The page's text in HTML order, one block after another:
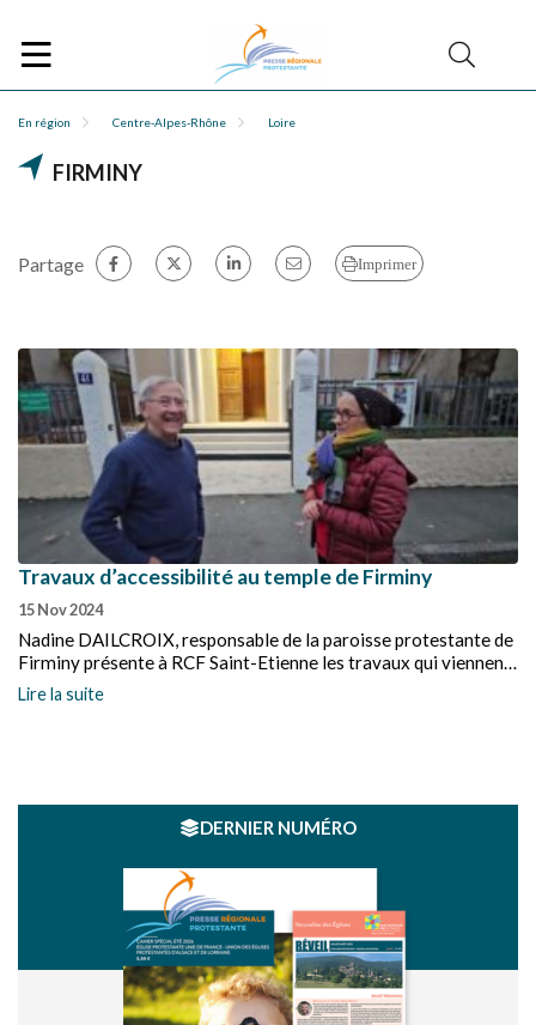
En région Centre-Alpes-Rhône Loire
FIRMINY
Partage Imprimer
Travaux d’accessibilité au temple de Firminy
15 Nov 2024
Nadine DAILCROIX, responsable de la paroisse protestante de
Firminy présente à RCF Saint-Etienne les travaux qui viennent
d'être réalisés au temple pour améliorer l'accessibilité et le
confort sonore et visuel : une belle mise en valeur pour une vie
Lire la suite
DERNIER NUMÉRO